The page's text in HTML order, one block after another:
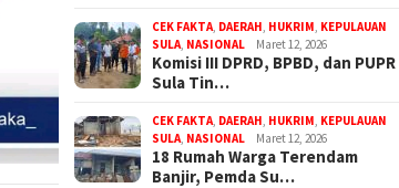
CEK FAKTA DAERAH HUKRIM KEPULAUAN
SULA NASIONAL Maret 12, 2026
Komisi III DPRD, BPBD, dan PUPR
Sula Tin…
CEK FAKTA DAERAH HUKRIM KEPULAUAN
SULA NASIONAL Maret 12, 2026
18 Rumah Warga Terendam
Banjir, Pemda Su…